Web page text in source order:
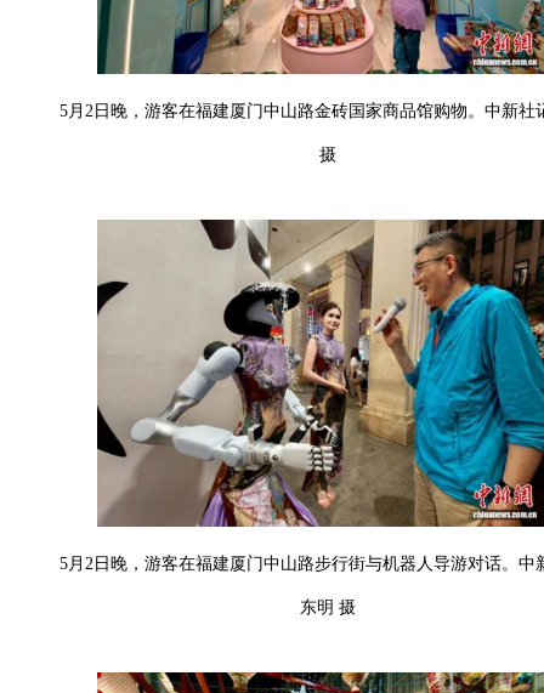
5月2日晚，游客在福建厦门中山路金砖国家商品馆购物。中新社
摄
5月2日晚，游客在福建厦门中山路步行街与机器人导游对话。中
东明 摄